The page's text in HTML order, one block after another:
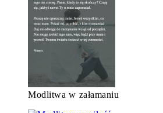
Modlitwa w załamaniu